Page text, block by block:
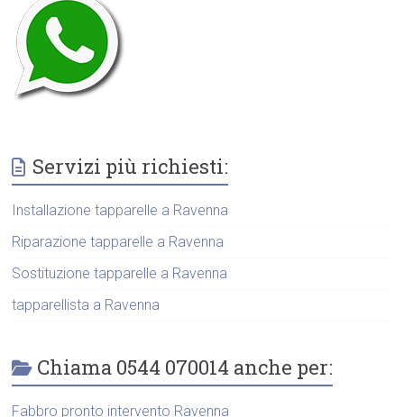
Servizi più richiesti:
Installazione tapparelle a Ravenna
Riparazione tapparelle a Ravenna
Sostituzione tapparelle a Ravenna
tapparellista a Ravenna
Chiama 0544 070014 anche per:
Fabbro pronto intervento Ravenna